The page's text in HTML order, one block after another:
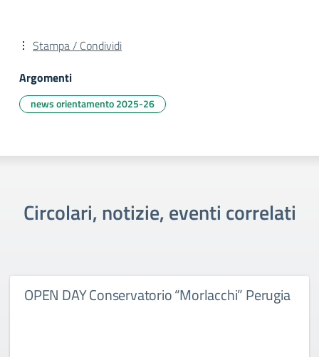
Stampa / Condividi
Argomenti
news orientamento 2025-26
Circolari, notizie, eventi correlati
OPEN DAY Conservatorio “Morlacchi” Perugia